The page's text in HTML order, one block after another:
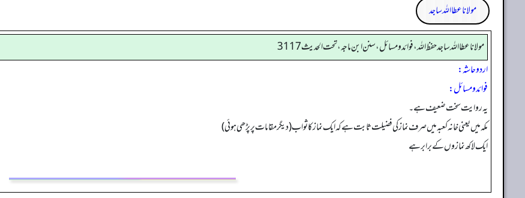
مولانا عطا اللہ ساجد
مولانا عطا الله ساجد حفظ الله، فوائد و مسائل، سنن ابن ماجه، تحت الحديث3117
اردو حاشہ:
فوائد و مسائل:
یہ روایت سخت ضعیف ہے۔
مکہ میں یعنی خانہ کعبہ میں صرف نماز کی فضیلت ثابت ہے کہ ایک نماز کا ثواب (دیگر مقامات پر پڑھی ہوئی)
ایک لاکھ نمازوں کے برابر ہے